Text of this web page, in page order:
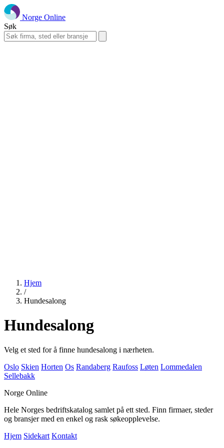
Norge Online
Søk
Hjem
/
Hundesalong
Hundesalong
Velg et sted for å finne hundesalong i nærheten.
Oslo Skien Horten Os Randaberg Raufoss Løten Lommedalen
Sellebakk
Norge Online
Hele Norges bedriftskatalog samlet på ett sted. Finn firmaer, steder
og bransjer med en enkel og rask søkeopplevelse.
Hjem Sidekart Kontakt